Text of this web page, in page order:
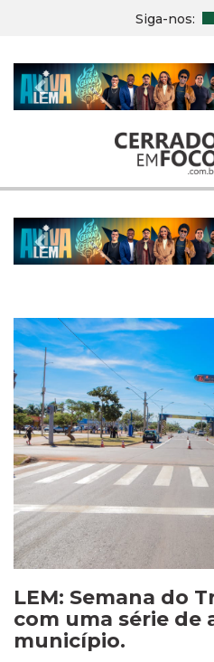
Siga-nos:
Previous
Previous
LEM: Semana do
com uma série de
município.